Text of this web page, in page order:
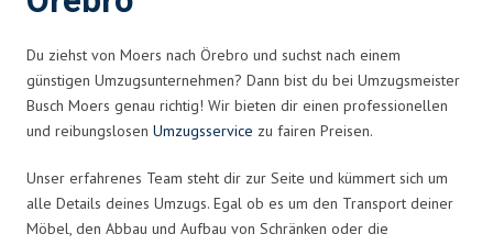
Du ziehst von Moers nach Örebro und suchst nach einem
günstigen Umzugsunternehmen? Dann bist du bei Umzugsmeister
Busch Moers genau richtig! Wir bieten dir einen professionellen
und reibungslosen Umzugsservice zu fairen Preisen.
Unser erfahrenes Team steht dir zur Seite und kümmert sich um
alle Details deines Umzugs. Egal ob es um den Transport deiner
Möbel, den Abbau und Aufbau von Schränken oder die